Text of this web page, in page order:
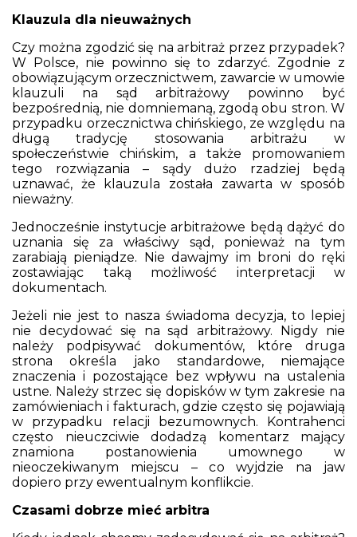
Klauzula dla nieuważnych
Czy można zgodzić się na arbitraż przez przypadek?
W Polsce, nie powinno się to zdarzyć. Zgodnie z
obowiązującym orzecznictwem, zawarcie w umowie
klauzuli na sąd arbitrażowy powinno być
bezpośrednią, nie domniemaną, zgodą obu stron. W
przypadku orzecznictwa chińskiego, ze względu na
długą tradycję stosowania arbitrażu w
społeczeństwie chińskim, a także promowaniem
tego rozwiązania – sądy dużo rzadziej będą
uznawać, że klauzula została zawarta w sposób
nieważny.
Jednocześnie instytucje arbitrażowe będą dążyć do
uznania się za właściwy sąd, ponieważ na tym
zarabiają pieniądze. Nie dawajmy im broni do ręki
zostawiając taką możliwość interpretacji w
dokumentach.
Jeżeli nie jest to nasza świadoma decyzja, to lepiej
nie decydować się na sąd arbitrażowy. Nigdy nie
należy podpisywać dokumentów, które druga
strona określa jako standardowe, niemające
znaczenia i pozostające bez wpływu na ustalenia
ustne. Należy strzec się dopisków w tym zakresie na
zamówieniach i fakturach, gdzie często się pojawiają
w przypadku relacji bezumownych. Kontrahenci
często nieuczciwie dodadzą komentarz mający
znamiona postanowienia umownego w
nieoczekiwanym miejscu – co wyjdzie na jaw
dopiero przy ewentualnym konflikcie.
Czasami dobrze mieć arbitra